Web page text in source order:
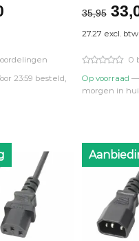
Huidige
€26,00.
23:59 besteld,
35,95
prijs
was:
27.27 excl. btw
0
Op voorraad —
morgen in